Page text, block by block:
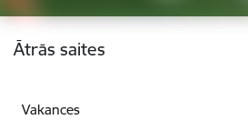
Kājene
Ātrās saites
Vakances